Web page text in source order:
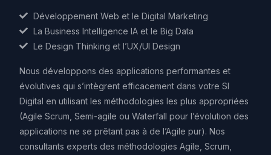
Développement Web et le Digital Marketing
La Business Intelligence IA et le Big Data
Le Design Thinking et l’UX/UI Design
Nous développons des applications performantes et
évolutives qui s’intègrent efficacement dans votre SI
Digital en utilisant les méthodologies les plus appropriées
(Agile Scrum, Semi-agile ou Waterfall pour l’évolution des
applications ne se prêtant pas à de l’Agile pur). Nos
consultants experts des méthodologies Agile, Scrum,